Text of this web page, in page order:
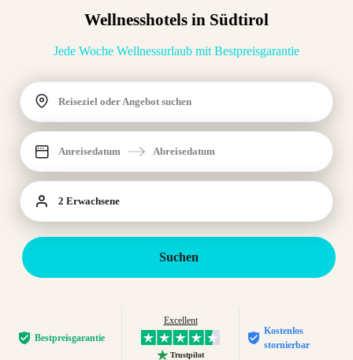
Wellnesshotels in Südtirol
Jede Woche Wellnessurlaub mit Bestpreisgarantie
Reiseziel oder Angebot suchen
Anreisedatum Abreisedatum
2 Erwachsene
Suchen
Bestpreis­garantie
Excellent
Trustpilot
Kostenlos
stornierbar